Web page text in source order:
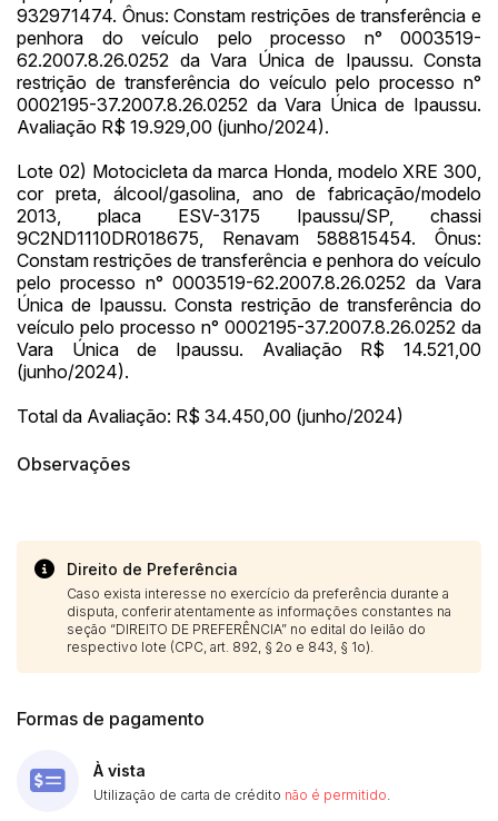
932971474. Ônus: Constam restrições de transferência e
penhora do veículo pelo processo n° 0003519-
62.2007.8.26.0252 da Vara Única de Ipaussu. Consta
restrição de transferência do veículo pelo processo n°
0002195-37.2007.8.26.0252 da Vara Única de Ipaussu.
Avaliação R$ 19.929,00 (junho/2024).
Lote 02) Motocicleta da marca Honda, modelo XRE 300,
cor preta, álcool/gasolina, ano de fabricação/modelo
2013, placa ESV-3175 Ipaussu/SP, chassi
9C2ND1110DR018675, Renavam 588815454. Ônus:
Constam restrições de transferência e penhora do veículo
pelo processo n° 0003519-62.2007.8.26.0252 da Vara
Única de Ipaussu. Consta restrição de transferência do
veículo pelo processo n° 0002195-37.2007.8.26.0252 da
Vara Única de Ipaussu. Avaliação R$ 14.521,00
(junho/2024).
Total da Avaliação: R$ 34.450,00 (junho/2024)
Observações
Direito de Preferência
Caso exista interesse no exercício da preferência durante a
disputa, conferir atentamente as informações constantes na
seção “DIREITO DE PREFERÊNCIA” no edital do leilão do
respectivo lote (CPC, art. 892, § 2o e 843, § 1o).
Formas de pagamento
À vista
Utilização de carta de crédito não é permitido
Envie sua Proposta
(Art. 895, CPC)
Histórico de Propostas
Data Usuário
14/04/2025 18:43:11 TIAGOFELIPE R$ 1,00
14/04/2025 18:43:11 TIAGOFELIPE R$ 1,00
Clique aqui para fazer login
Habilite-se para efetuar lances ou
propostas